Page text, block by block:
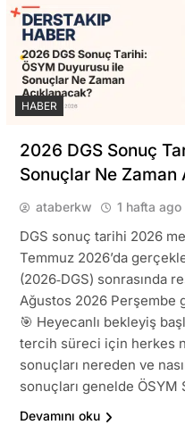
HABER
2026 DGS Sonuç
Sonuçlar Ne Zaman
ataberkw 1 hafta ago
DGS sonuç tarihi 2026
Temmuz 2026’da
(2026‑DGS) sonrasında
Ağustos 2026 Perşembe
🎯 Heyecanlı bekleyiş
tercih süreci için herkes
sonuçları nereden ve
sonuçları genelde ÖSYM
Devamını oku